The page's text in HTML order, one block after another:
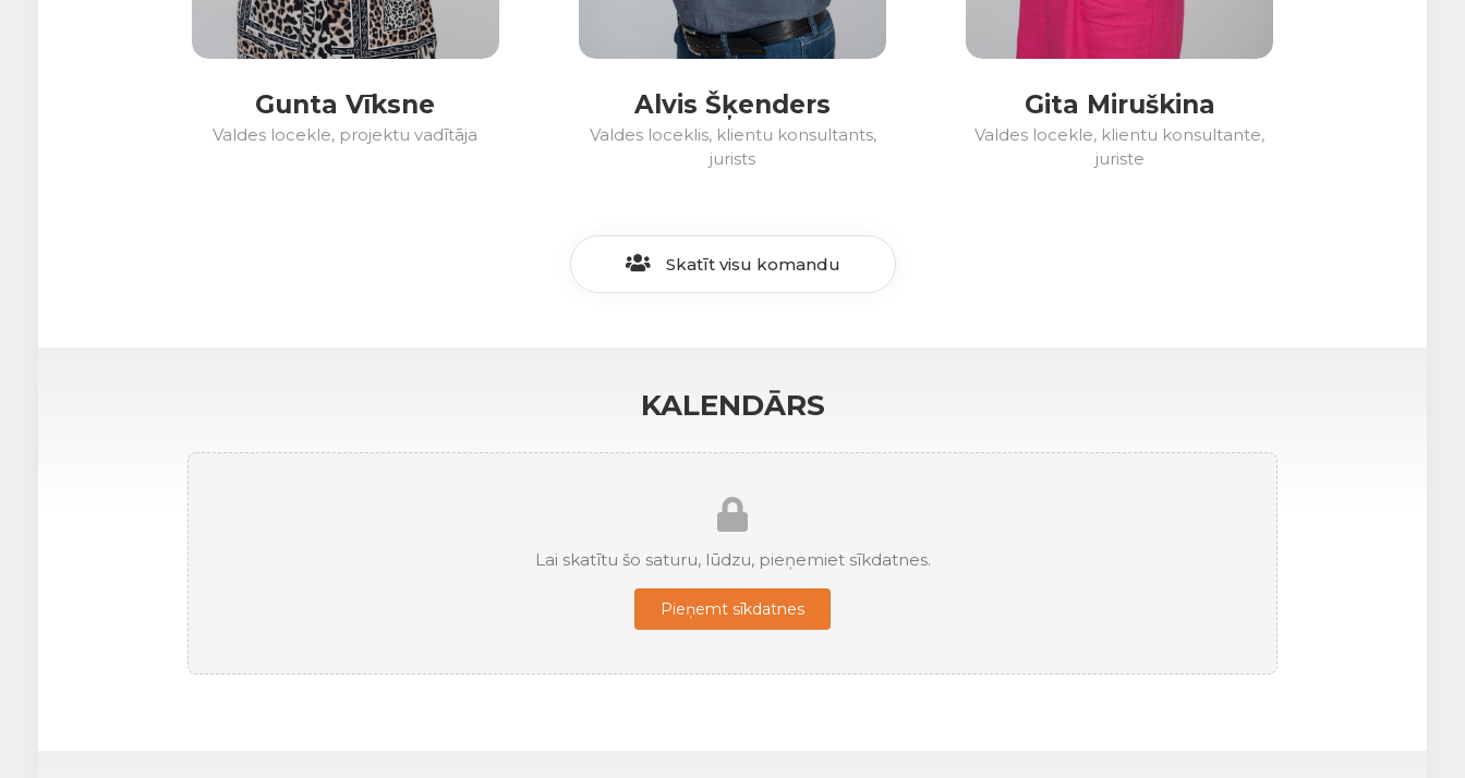
Gunta Vīksne
Valdes locekle, projektu vadītāja
Alvis Šķenders
Valdes loceklis, klientu konsultants,
jurists
Gita Miruškina
Valdes locekle, klientu konsultante,
juriste
Skatīt visu komandu
KALENDĀRS
Lai skatītu šo saturu, lūdzu, pieņemiet sīkdatnes.
Pieņemt sīkdatnes